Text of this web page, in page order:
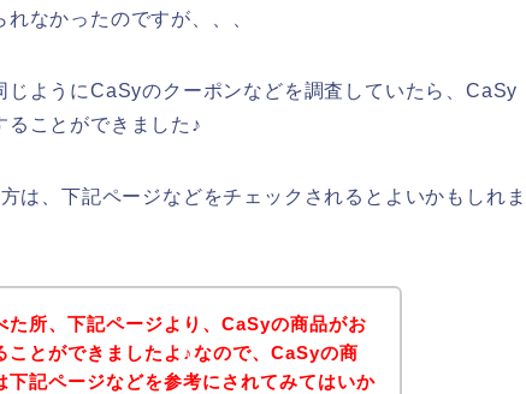
なかったのですが、、、
じようにCaSyのクーポンなどを調査していたら、CaSy
ことができました♪
は、下記ページなどをチェックされるとよいかもしれま
た所、下記ページより、CaSyの商品がお
ことができましたよ♪なので、CaSyの商
下記ページなどを参考にされてみてはいか